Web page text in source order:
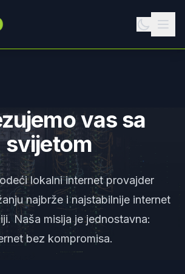
vas sa
svijetom
lokalni internet provajder
najbrže i najstabilnije internet
Naša misija je jednostavna:
bez kompromisa.